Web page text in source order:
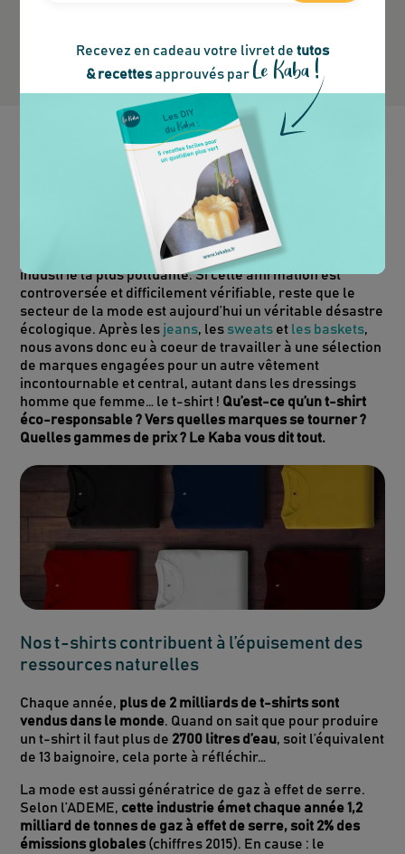
Recevez en cadeau votre livret de tutos
& recettesapprouvés par Le Kaba !
Découvrez
la check-list complète de la mode
pour faire des achats durables !
Comprendre - Quel t-shirt
choisir pour être habillé.e
On entend souvent dire que la mode est la deuxième
industrie la plus polluante. Si cette affirmation est
controversée et difficilement vérifiable, reste que le
secteur de la mode est aujourd’hui un véritable désastre
écologique. Après les jeans, les sweats et les baskets,
nous avons donc eu à coeur de travailler à une sélection
de marques engagées pour un autre vêtement
incontournable et central, autant dans les dressings
homme que femme… le t-shirt ! Qu’est-ce qu’un t-shirt
éco-responsable ? Vers quelles marques se tourner ?
Quelles gammes de prix ? Le Kaba vous dit tout.
Nos t-shirts contribuent à l’épuisement des
ressources naturelles
Chaque année, plus de 2 milliards de t-shirts sont
vendus dans le monde. Quand on sait que pour produire
un t-shirt il faut plus de 2700 litres d’eau, soit l’équivalent
de 13 baignoire, cela porte à réfléchir…
La mode est aussi génératrice de gaz à effet de serre.
Selon l’ADEME, cette industrie émet chaque année 1,2
milliard de tonnes de gaz à effet de serre, soit 2% des
émissions globales (chiffres 2015). En cause : le